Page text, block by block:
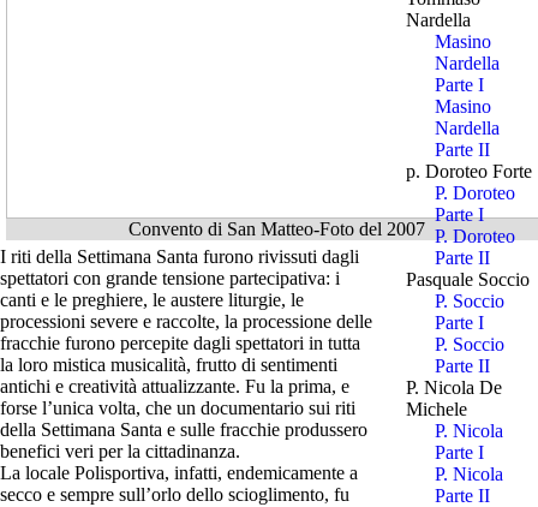
Convento di San Matteo-Foto del 2007
I riti della Settimana Santa furono rivissuti dagli
spettatori con grande tensione partecipativa: i
canti e le preghiere, le austere liturgie, le
processioni severe e raccolte, la processione delle
fracchie furono percepite dagli spettatori in tutta
la loro mistica musicalità, frutto di sentimenti
antichi e creatività attualizzante. Fu la prima, e
forse l’unica volta, che un documentario sui riti
della Settimana Santa e sulle fracchie produssero
benefici veri per la cittadinanza.
La locale Polisportiva, infatti, endemicamente a
secco e sempre sull’orlo dello scioglimento, fu
Nardella
Masino
Nardella
Parte I
Masino
Nardella
Parte II
p. Doroteo Forte
P. Doroteo
Parte I
P. Doroteo
Parte II
Pasquale Soccio
P. Soccio
Parte I
P. Soccio
Parte II
P. Nicola De
Michele
P. Nicola
Parte I
P. Nicola
Parte II